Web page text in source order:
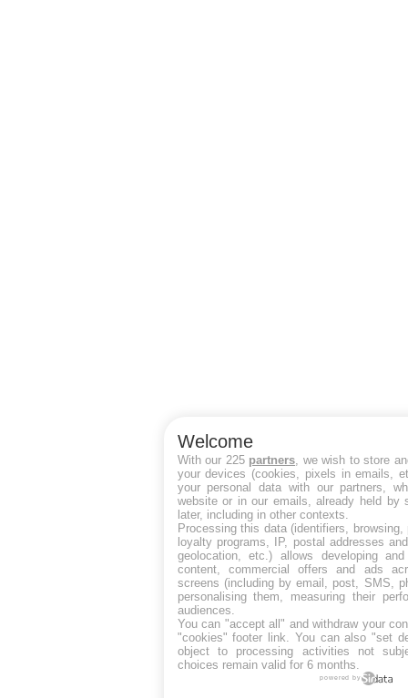
Welcome
With our 225 partners , we wish to store
your devices (cookies, pixels in emails,
your personal data with our partners,
website or in our emails, already held by
later, including in other contexts.
Processing this data (identifiers,
loyalty programs, IP, postal addresses
geolocation, etc.) allows developing
content, commercial offers and ads
screens (including by email, post, SMS,
personalising them, measuring their
audiences.
You can "accept all" and withdraw your
"cookies" footer link . You can also "set
object to processing activities not
choices remain valid for 6 months.
powered by